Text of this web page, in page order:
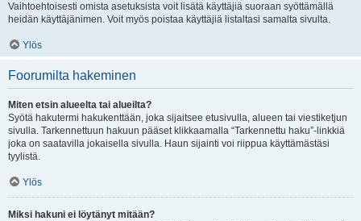
Vaihtoehtoisesti omista asetuksista voit lisätä käyttäjiä suoraan syöttämällä
heidän käyttäjänimen. Voit myös poistaa käyttäjiä listaltasi samalta sivulta.
Ylös
Foorumilta hakeminen
Miten etsin alueelta tai alueilta?
Syötä hakutermi hakukenttään, joka sijaitsee etusivulla, alueen tai viestiketjun
sivulla. Tarkennettuun hakuun pääset klikkaamalla “Tarkennettu haku”-linkkiä
joka on saatavilla jokaisella sivulla. Haun sijainti voi riippua käyttämästäsi
tyylistä.
Ylös
Miksi hakuni ei löytänyt mitään?